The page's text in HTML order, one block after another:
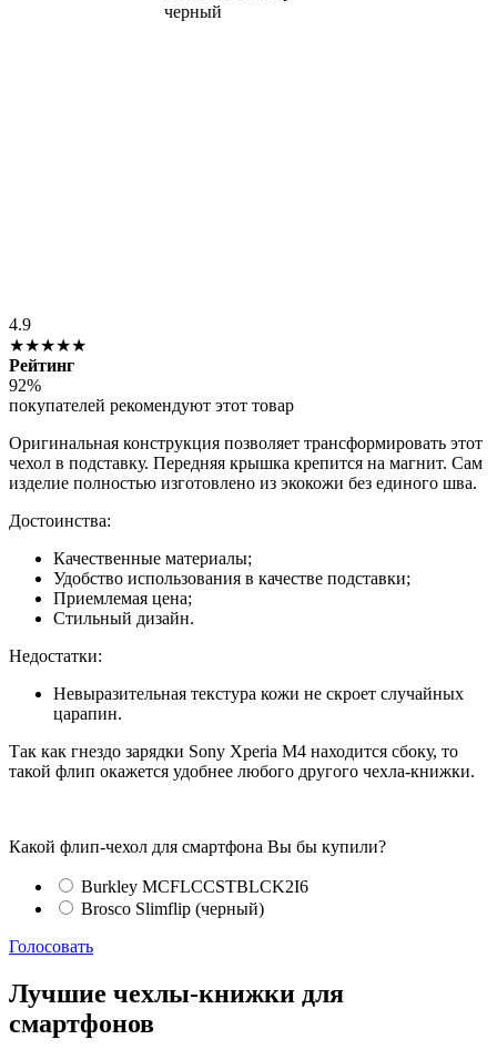
4.9
★★★★★
Рейтинг
92%
покупателей рекомендуют этот товар
Оригинальная конструкция позволяет трансформировать этот
чехол в подставку. Передняя крышка крепится на магнит. Сам
изделие полностью изготовлено из экокожи без единого шва.
Достоинства:
Качественные материалы;
Удобство использования в качестве подставки;
Приемлемая цена;
Стильный дизайн.
Недостатки:
Невыразительная текстура кожи не скроет случайных
царапин.
Так как гнездо зарядки Sony Xperia M4 находится сбоку, то
такой флип окажется удобнее любого другого чехла-книжки.
Какой флип-чехол для смартфона Вы бы купили?
Burkley MCFLCCSTBLCK2I6
Brosco Slimflip (черный)
Голосовать
Лучшие чехлы-книжки для
смартфонов